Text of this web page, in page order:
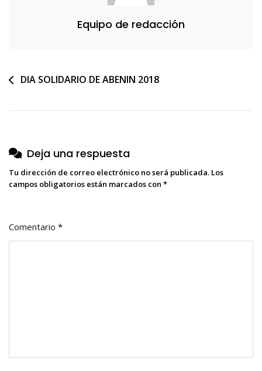
Equipo de redacción
Navegación
entradas
DIA SOLIDARIO DE ABENIN 2018
Deja una respuesta
Tu dirección de correo electrónico no será publicada. Los
campos obligatorios están marcados con *
Comentario *